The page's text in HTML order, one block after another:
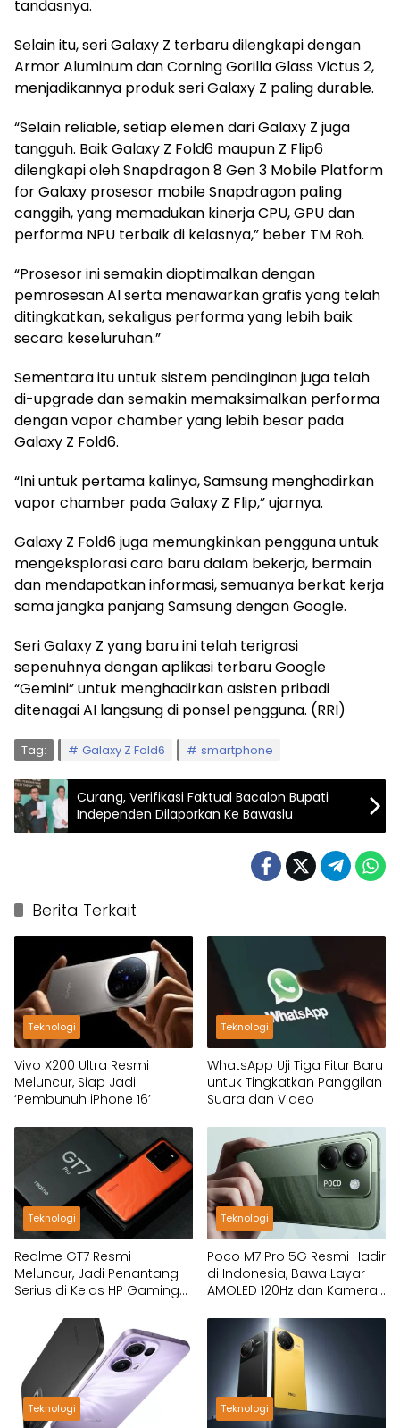
tandasnya.
Selain itu, seri Galaxy Z terbaru dilengkapi dengan
Armor Aluminum dan Corning Gorilla Glass Victus 2,
menjadikannya produk seri Galaxy Z paling durable.
“Selain reliable, setiap elemen dari Galaxy Z juga
tangguh. Baik Galaxy Z Fold6 maupun Z Flip6
dilengkapi oleh Snapdragon 8 Gen 3 Mobile Platform
for Galaxy prosesor mobile Snapdragon paling
canggih, yang memadukan kinerja CPU, GPU dan
performa NPU terbaik di kelasnya,” beber TM Roh.
“Prosesor ini semakin dioptimalkan dengan
pemrosesan AI serta menawarkan grafis yang telah
ditingkatkan, sekaligus performa yang lebih baik
secara keseluruhan.”
Sementara itu untuk sistem pendinginan juga telah
di-upgrade dan semakin memaksimalkan performa
dengan vapor chamber yang lebih besar pada
Galaxy Z Fold6.
“Ini untuk pertama kalinya, Samsung menghadirkan
vapor chamber pada Galaxy Z Flip,” ujarnya.
Galaxy Z Fold6 juga memungkinkan pengguna untuk
mengeksplorasi cara baru dalam bekerja, bermain
dan mendapatkan informasi, semuanya berkat kerja
sama jangka panjang Samsung dengan Google.
Seri Galaxy Z yang baru ini telah terigrasi
sepenuhnya dengan aplikasi terbaru Google
“Gemini” untuk menghadirkan asisten pribadi
ditenagai AI langsung di ponsel pengguna. (RRI)
Tag: Galaxy Z Fold6 smartphone
Curang, Verifikasi Faktual Bacalon Bupati
Independen Dilaporkan Ke Bawaslu
Berita Terkait
Teknologi
Vivo X200 Ultra Resmi
Meluncur, Siap Jadi
‘Pembunuh iPhone 16’
Teknologi
WhatsApp Uji Tiga Fitur Baru
untuk Tingkatkan Panggilan
Suara dan Video
Teknologi
Realme GT7 Resmi
Meluncur, Jadi Penantang
Serius di Kelas HP Gaming
Teknologi
Poco M7 Pro 5G Resmi Hadir
di Indonesia, Bawa Layar
AMOLED 120Hz dan Kamera
Teknologi Teknologi